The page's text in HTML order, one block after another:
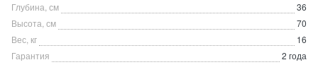
Глубина, см
36
Высота, см
70
Вес, кг
16
Гарантия
2 года